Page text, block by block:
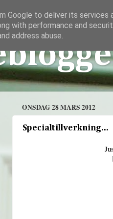
ONSDAG 28 MARS 2012
Specialtillverkning...
Google to deliver its services
with performance and
address abuse.